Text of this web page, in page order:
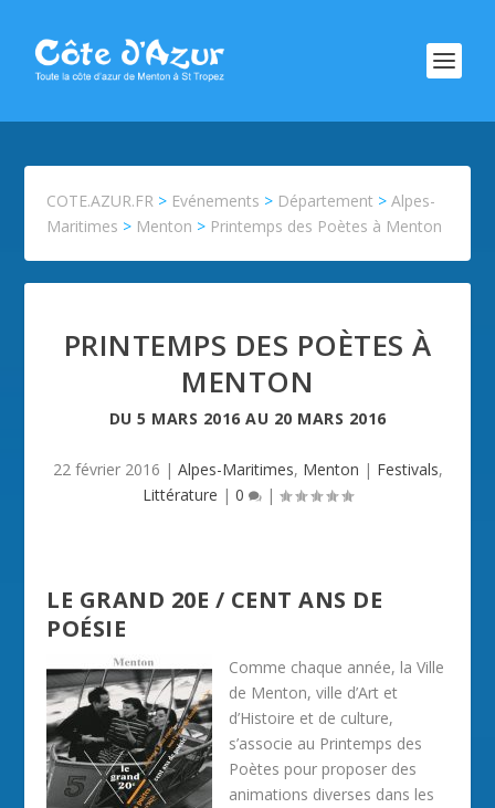
COTE.AZUR.FR > Evénements > Département >Alpes-
Maritimes > Menton > Printemps des Poètes à Menton
PRINTEMPS DES POÈTES À
MENTON
DU 5 MARS 2016 AU 20 MARS 2016
22 février 2016 | Alpes-Maritimes, Menton | Festivals,
Littérature | 0 |
LE GRAND 20E / CENT ANS DE
POÉSIE
Comme chaque année, la Ville
de Menton, ville d’Art et
d’Histoire et de culture,
s’associe au Printemps des
Poètes pour proposer des
animations diverses dans les